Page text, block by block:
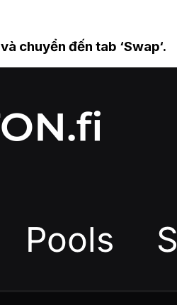
và chuyển đến tab ‘Swap‘.